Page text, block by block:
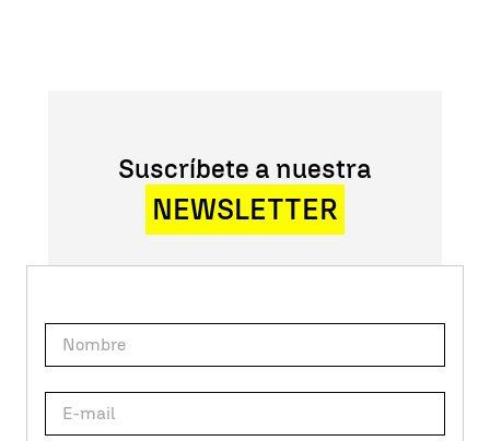
Suscríbete a nuestra
NEWSLETTER